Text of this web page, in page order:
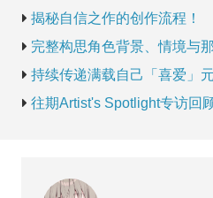
揭秘自信之作的创作流程！
完整构思角色背景、情境与
持续传递满载自己「喜爱」
往期Artist's Spotlight专访回